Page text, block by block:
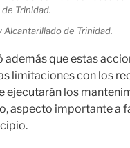
de Trinidad.
además que estas
limitaciones con los
ejecutarán los
aspecto importante a